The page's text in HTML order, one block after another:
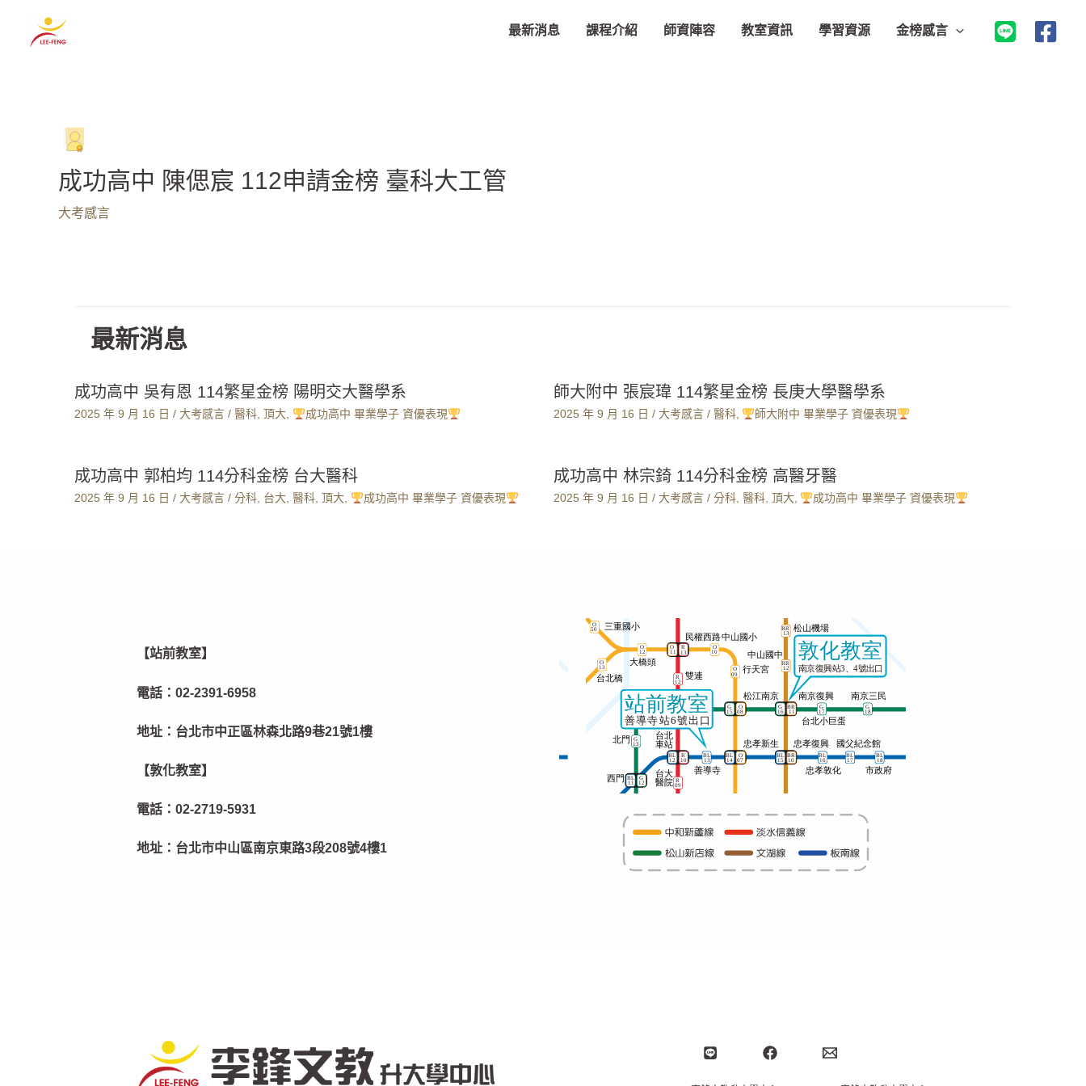
最新消息 課程介紹 師資陣容 教室資訊 學習資源 金榜感言
成功高中 陳偲宸 112申請金榜 臺科大工管
大考感言
最新消息
成功高中 吳有恩 114繁星金榜 陽明交大醫學系
2025 年 9 月 16 日 / 大考感言 / 醫科, 頂大, 成功高中 畢業學子 資優表現
師大附中 張宸瑋 114繁星金榜 長庚大學醫學系
2025 年 9 月 16 日 / 大考感言/ 醫科, 師大附中 畢業學子 資優表現
成功高中 郭柏均 114分科金榜 台大醫科
2025 年 9 月 16 日 / 大考感言 / 分科, 台大, 醫科, 頂大, 成功高中 畢業學子 資優表現
成功高中 林宗錡 114分科金榜 高醫牙醫
2025 年 9 月 16 日 / 大考感言/ 分科, 醫科, 頂大, 成功高中 畢業學子 資優表現
【站前教室】
電話：02-2391-6958
地址： 台北市中正區林森北路9巷21號1樓
【敦化教室】
電話：02-2719-5931
地址： 台北市中山區南京東路3段208號4樓1